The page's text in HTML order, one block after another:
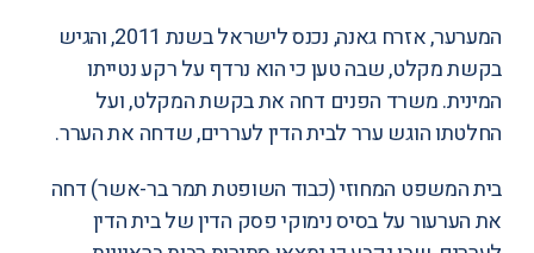
המערער, אזרח גאנה, נכנס לישראל בשנת 2011, והגיש
בקשת מקלט, שבה טען כי הוא נרדף על רקע נטייתו
המינית. משרד הפנים דחה את בקשת המקלט, ועל
החלטתו הוגש ערר לבית הדין לעררים, שדחה את הערר.
בית המשפט המחוזי (כבוד השופטת תמר בר-אשר) דחה
את הערעור על בסיס נימוקי פסק הדין של בית הדין